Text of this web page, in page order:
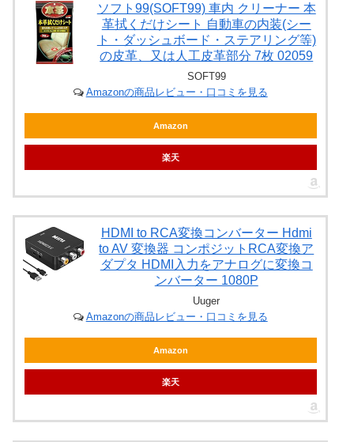
ソフト99(SOFT99) 車内 クリーナー 本
革拭くだけシート 自動車の内装(シー
ト・ダッシュボード・ステアリング等)
の皮革、又は人工皮革部分 7枚 02059
SOFT99
Amazonの商品レビュー・口コミを見る
Amazon
楽天
HDMI to RCA変換コンバーター Hdmi
to AV 変換器 コンポジットRCA変換ア
ダプタ HDMI入力をアナログに変換コ
ンバーター 1080P
Uuger
Amazonの商品レビュー・口コミを見る
Amazon
楽天